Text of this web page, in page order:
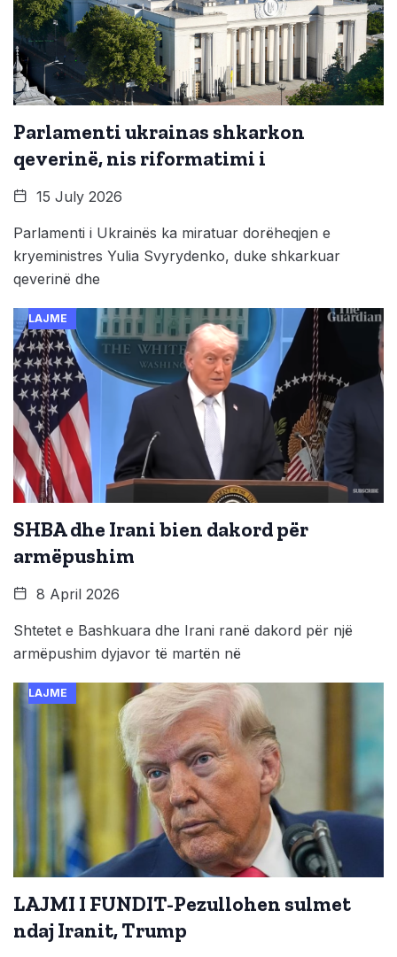
Parlamenti ukrainas shkarkon
qeverinë, nis riformatimi i
15 July 2026
Parlamenti i Ukrainës ka miratuar dorëheqjen e
kryeministres Yulia Svyrydenko, duke shkarkuar
qeverinë dhe
LAJME
SHBA dhe Irani bien dakord për
armëpushim
8 April 2026
Shtetet e Bashkuara dhe Irani ranë dakord për një
armëpushim dyjavor të martën në
LAJME
LAJMI I FUNDIT-Pezullohen sulmet
ndaj Iranit, Trump